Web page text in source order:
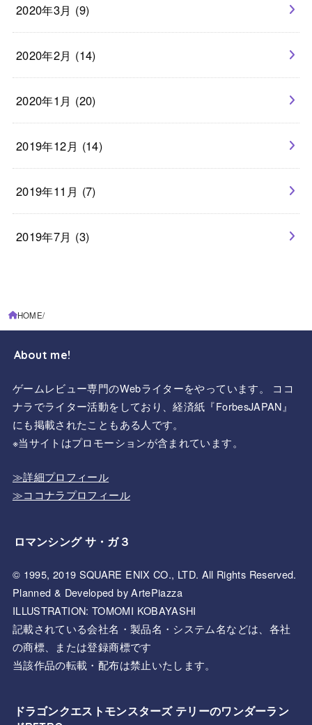
2020年3月 (9)
2020年2月 (14)
2020年1月 (20)
2019年12月 (14)
2019年11月 (7)
2019年7月 (3)
HOME
About me!
ゲームレビュー専門のWebライターをやっています。 ココ
ナラでライター活動をしており、経済紙『ForbesJAPAN』
にも掲載されたこともある人です。
※当サイトはプロモーションが含まれています。
≫詳細プロフィール
≫ココナラプロフィール
ロマンシング サ・ガ３
© 1995, 2019 SQUARE ENIX CO., LTD. All Rights Reserved.
Planned & Developed by ArtePiazza
ILLUSTRATION: TOMOMI KOBAYASHI
記載されている会社名・製品名・システム名などは、各社
の商標、または登録商標です
当該作品の転載・配布は禁止いたします。
ドラゴンクエストモンスターズ テリーのワンダーラン